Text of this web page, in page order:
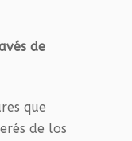
de
que
de los